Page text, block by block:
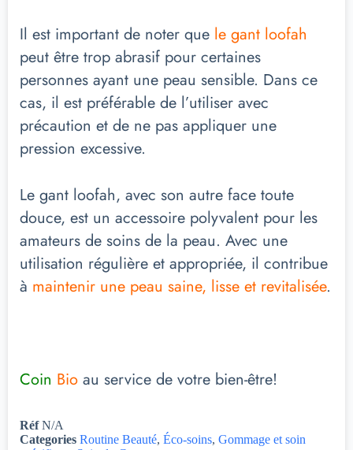
Il est important de noter que le gant loofah
peut être trop abrasif pour certaines
personnes ayant une peau sensible. Dans ce
cas, il est préférable de l’utiliser avec
précaution et de ne pas appliquer une
pression excessive.
Le gant loofah, avec son autre face toute
douce, est un accessoire polyvalent pour les
amateurs de soins de la peau. Avec une
utilisation régulière et appropriée, il contribue
à maintenir une peau saine, lisse et revitalisée.
Coin Bio au service de votre bien-être!
RéfN/A
Categories Routine Beauté, Éco-soins, Gommage et soin